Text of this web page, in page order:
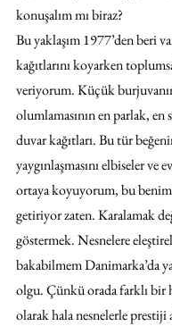
konuşalım mı biraz?
Bu yaklaşım 1977’den beri
kağıtlarını koyarken
veriyorum. Küçük
olumlamasının en parlak,
duvar kağıtları. Bu tür
yaygınlaşmasını elbiseler ve
ortaya koyuyorum, bu
getiriyor zaten. Karalamak
göstermek. Nesnelere
bakabilmem Danimarka’da
olgu. Çünkü orada farklı bir
olarak hala nesnelerle prestiji